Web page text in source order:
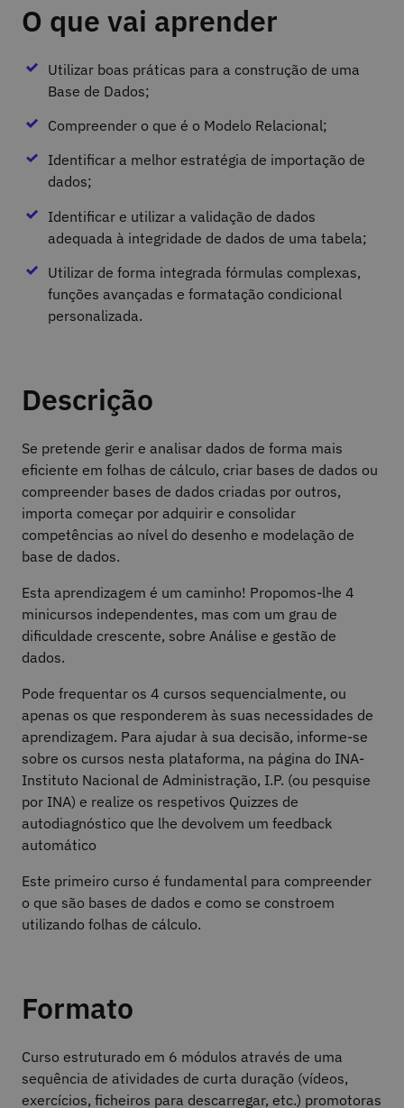
O que vai aprender
Utilizar boas práticas para a construção de uma
Base de Dados;
Compreender o que é o Modelo Relacional;
Identificar a melhor estratégia de importação de
dados;
Identificar e utilizar a validação de dados
adequada à integridade de dados de uma tabela;
Utilizar de forma integrada fórmulas complexas,
funções avançadas e formatação condicional
personalizada.
Descrição
Se pretende gerir e analisar dados de forma mais
eficiente em folhas de cálculo, criar bases de dados ou
compreender bases de dados criadas por outros,
importa começar por adquirir e consolidar
competências ao nível do desenho e modelação de
base de dados.
Esta aprendizagem é um caminho! Propomos-lhe 4
minicursos independentes, mas com um grau de
dificuldade crescente, sobre Análise e gestão de
dados.
Pode frequentar os 4 cursos sequencialmente, ou
apenas os que responderem às suas necessidades de
aprendizagem. Para ajudar à sua decisão, informe-se
sobre os cursos nesta plataforma, na página do INA-
Instituto Nacional de Administração, I.P. (ou pesquise
por INA) e realize os respetivos Quizzes de
autodiagnóstico que lhe devolvem um feedback
automático
Este primeiro curso é fundamental para compreender
o que são bases de dados e como se constroem
utilizando folhas de cálculo.
Formato
Curso estruturado em 6 módulos através de uma
sequência de atividades de curta duração (vídeos,
exercícios, ficheiros para descarregar, etc.) promotoras